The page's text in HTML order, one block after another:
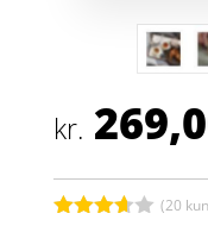
kr.
(20